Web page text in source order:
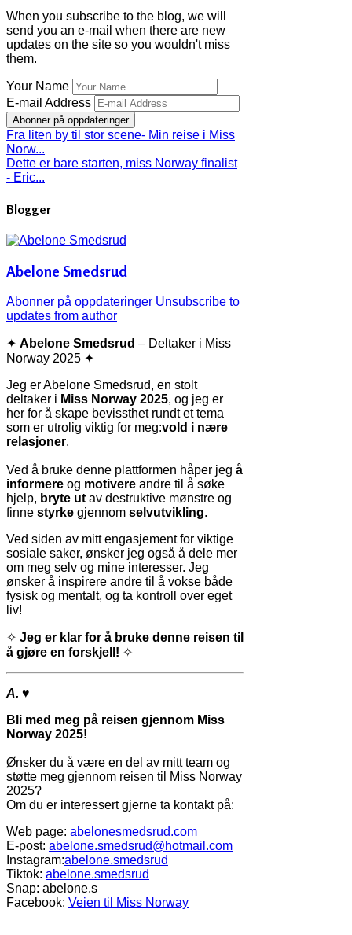
When you subscribe to the blog, we will
send you an e-mail when there are new
updates on the site so you wouldn't miss
them.
Your Name
E-mail Address
Abonner på oppdateringer
Fra liten by til stor scene- Min reise i Miss
Norw...
Dette er bare starten, miss Norway finalist
- Eric...
Blogger
Abelone Smedsrud
Abonner på oppdateringer Unsubscribe to
updates from author
✦ Abelone Smedsrud – Deltaker i Miss
Norway 2025 ✦
Jeg er Abelone Smedsrud, en stolt
deltaker i Miss Norway 2025, og jeg er
her for å skape bevissthet rundt et tema
som er utrolig viktig for meg:vold i nære
relasjoner.
Ved å bruke denne plattformen håper jeg å
informere og motivere andre til å søke
hjelp, bryte ut av destruktive mønstre og
finne styrke gjennom selvutvikling.
Ved siden av mitt engasjement for viktige
sosiale saker, ønsker jeg også å dele mer
om meg selv og mine interesser. Jeg
ønsker å inspirere andre til å vokse både
fysisk og mentalt, og ta kontroll over eget
liv!
✧ Jeg er klar for å bruke denne reisen til
å gjøre en forskjell! ✧
A. ♥
Bli med meg på reisen gjennom Miss
Norway 2025!
Ønsker du å være en del av mitt team og
støtte meg gjennom reisen til Miss Norway
2025?
Om du er interessert gjerne ta kontakt på:
Web page: abelonesmedsrud.com
E-post: abelone.smedsrud@hotmail.com
Instagram:abelone.smedsrud
Tiktok: abelone.smedsrud
Snap: abelone.s
Facebook: Veien til Miss Norway